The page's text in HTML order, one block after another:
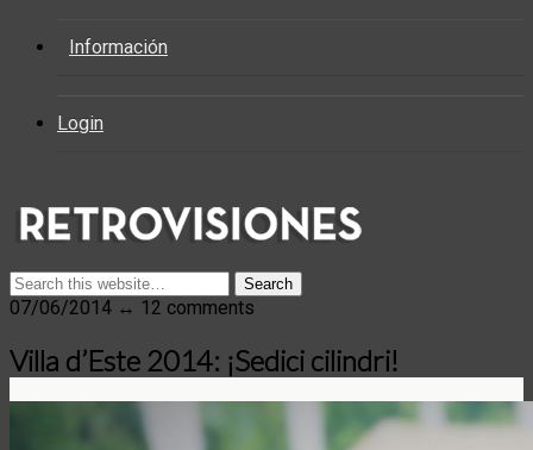
Información
Login
07/06/2014 ↔ 12 comments
Villa d’Este 2014: ¡Sedici cilindri!